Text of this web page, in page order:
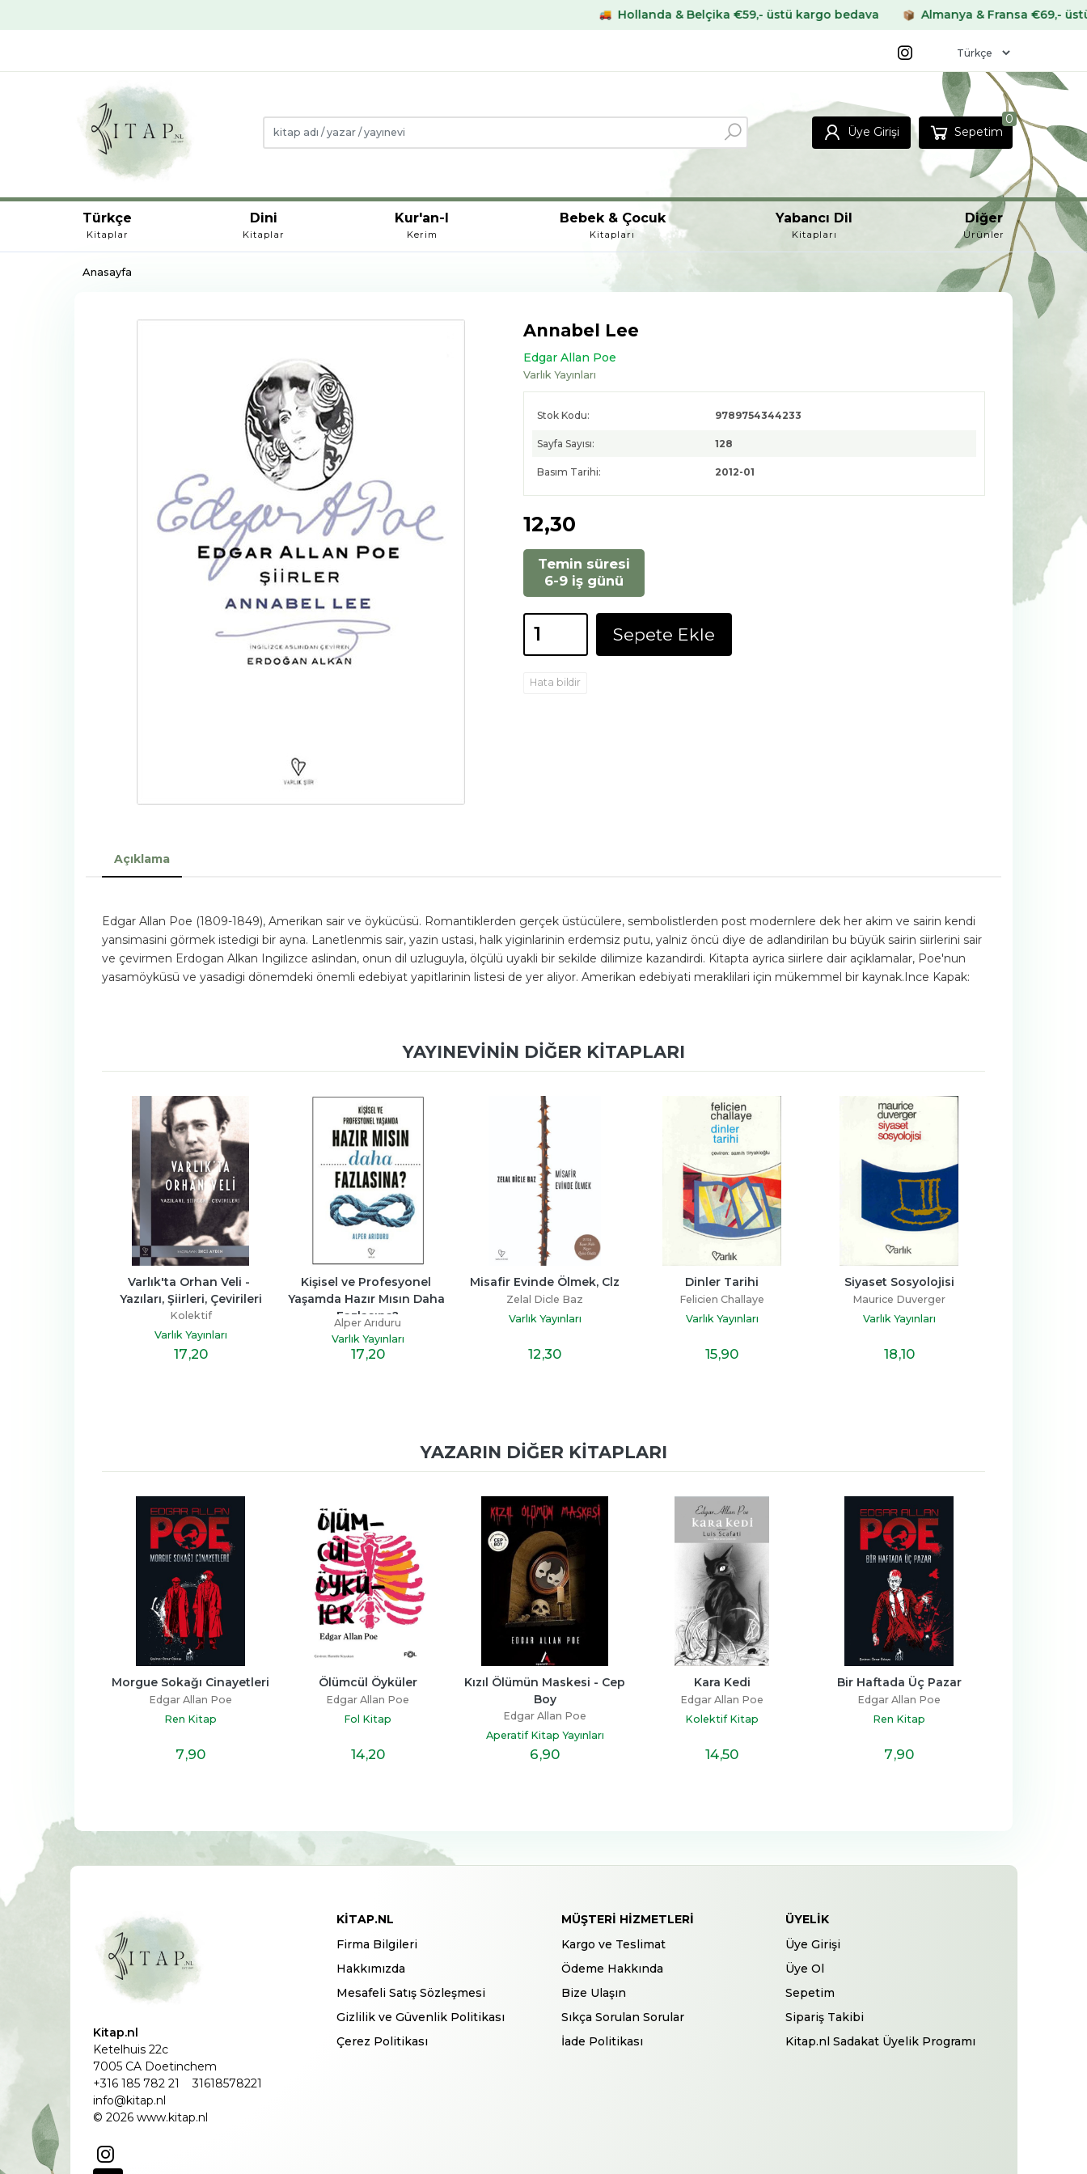
Hollanda & Belçika €59,- üstü kargo bedava Almanya & Fransa €69,- üstü kargo
Üye Girişi Sepetim
0
Türkçe
Kitaplar
Dini
Kitaplar
Kur'an-I
Kerim
Bebek & Çocuk
Kitapları
Yabancı Dil
Kitapları
Diğer
Ürünler
Anasayfa
Annabel Lee
Edgar Allan Poe
Varlık Yayınları
Stok Kodu: 9789754344233
Sayfa Sayısı: 128
Basım Tarihi: 2012-01
12,30
Temin süresi
6-9 iş günü
Sepete Ekle
Hata bildir
Açıklama
Edgar Allan Poe (1809-1849), Amerikan sair ve öykücüsü. Romantiklerden gerçek üstücülere, sembolistlerden post modernlere dek her akim ve sairin kendi
yansimasini görmek istedigi bir ayna. Lanetlenmis sair, yazin ustasi, halk yiginlarinin erdemsiz putu, yalniz öncü diye de adlandirilan bu büyük sairin siirlerini sair
ve çevirmen Erdogan Alkan Ingilizce aslindan, onun dil uzluguyla, ölçülü uyakli bir sekilde dilimize kazandirdi. Kitapta ayrica siirlere dair açiklamalar, Poe'nun
yasamöyküsü ve yasadigi dönemdeki önemli edebiyat yapitlarinin listesi de yer aliyor. Amerikan edebiyati meraklilari için mükemmel bir kaynak.Ince Kapak:
YAYINEVININ DIĞER KITAPLARI
Varlık'ta Orhan Veli -
Yazıları, Şiirleri, Çevirileri
Kolektif
Varlık Yayınları
17,20
Kişisel ve Profesyonel
Yaşamda Hazır Mısın Daha
Fazlasına?
Alper Arıduru
Varlık Yayınları
17,20
Misafir Evinde Ölmek, Clz
Zelal Dicle Baz
Varlık Yayınları
12,30
Dinler Tarihi
Felicien Challaye
Varlık Yayınları
15,90
Siyaset Sosyolojisi
Maurice Duverger
Varlık Yayınları
18,10
YAZARIN DIĞER KITAPLARI
Morgue Sokağı Cinayetleri
Edgar Allan Poe
Ren Kitap
7,90
Ölümcül Öyküler
Edgar Allan Poe
Fol Kitap
14,20
Kızıl Ölümün Maskesi - Cep
Boy
Edgar Allan Poe
Aperatif Kitap Yayınları
6,90
Kara Kedi
Edgar Allan Poe
Kolektif Kitap
14,50
Bir Haftada Üç Pazar
Edgar Allan Poe
Ren Kitap
7,90
Kitap.nl
Ketelhuis 22c
7005 CA Doetinchem
+316 185 782 21
31618578221
info@kitap.nl
© 2026 www.kitap.nl
KITAP.NL
Firma Bilgileri
Hakkımızda
Mesafeli Satış Sözleşmesi
Gizlilik ve Güvenlik Politikası
Çerez Politikası
MÜŞTERI HIZMETLERI
Kargo ve Teslimat
Ödeme Hakkında
Bize Ulaşın
Sıkça Sorulan Sorular
İade Politikası
ÜYELIK
Üye Girişi
Üye Ol
Sepetim
Sipariş Takibi
Kitap.nl Sadakat Üyelik Programı